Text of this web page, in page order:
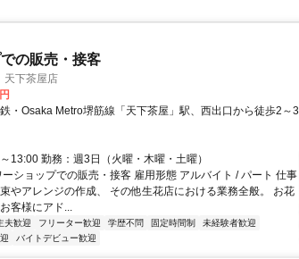
の販売・接客
下茶屋店
・Osaka Metro堺筋線「天下茶屋」駅、西出口から徒歩2～3
13:00 勤務：週3日（火曜・木曜・土曜）
ショップでの販売・接客 雇用形態 アルバイト / パート 仕事
やアレンジの作成、 その他生花店における業務全般。 お花
客様にアド...
夫歓迎 フリーター歓迎 学歴不問 固定時間制
未経験者歓迎
バイトデビュー歓迎